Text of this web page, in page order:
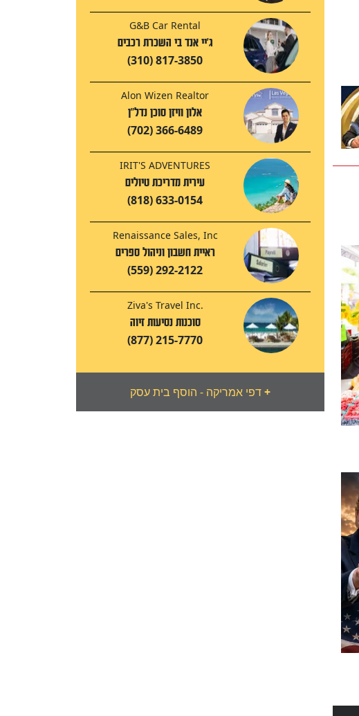
G&B Car Rental
ג'יי אנד בי השכרת רכבים
(310) 817-3850
Alon Wizen Realtor
אלון וויזן סוכן נדל"ן
(702) 366-6489
IRIT'S ADVENTURES
עירית מדריכת טיולים
(818) 633-0154
Renaissance Sales, Inc
ראיית חשבון וניהול ספרים
(559) 292-2122
Ziva's Travel Inc.
סוכנות נסיעות זיוה
(877) 215-7770
דפי אמריקה - הוסף בית עסק+